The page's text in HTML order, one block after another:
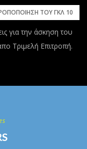
ΤΟΥ ΓΚΛ 10
για την άσκηση του
Τριμελή Επιτροπή.